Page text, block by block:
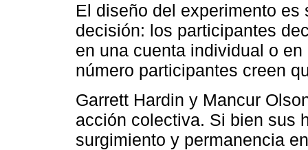
El diseño del experimento
decisión: los participantes
en una cuenta individual o
número participantes creen
Garrett Hardin y Mancur
acción colectiva. Si bien sus
surgimiento y permanencia